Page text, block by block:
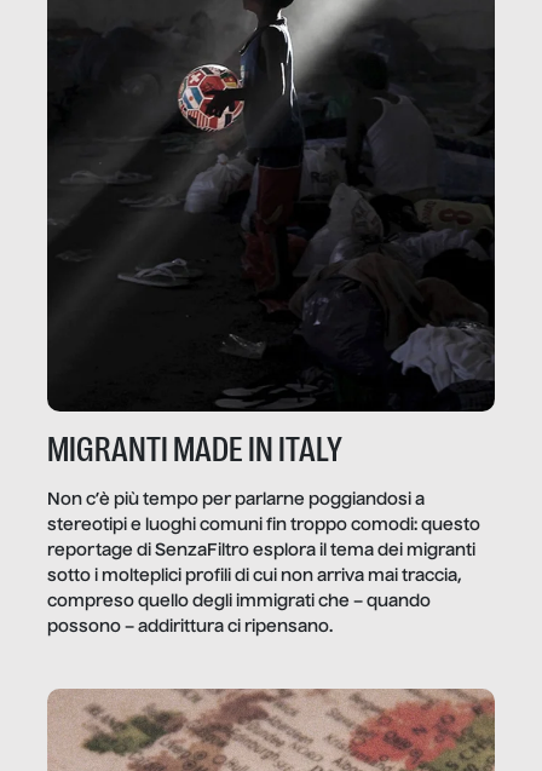
MIGRANTI MADE IN ITALY
Non c’è più tempo per parlarne poggiandosi a
stereotipi e luoghi comuni fin troppo comodi: questo
reportage di SenzaFiltro esplora il tema dei migranti
sotto i molteplici profili di cui non arriva mai traccia,
compreso quello degli immigrati che – quando
possono – addirittura ci ripensano.